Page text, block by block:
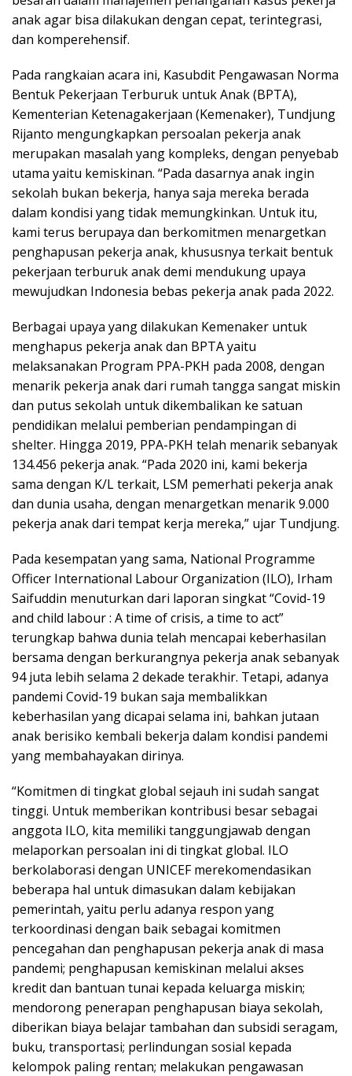
anak agar bisa dilakukan dengan cepat, terintegrasi,
dan komperehensif.
Pada rangkaian acara ini, Kasubdit Pengawasan Norma
Bentuk Pekerjaan Terburuk untuk Anak (BPTA),
Kementerian Ketenagakerjaan (Kemenaker), Tundjung
Rijanto mengungkapkan persoalan pekerja anak
merupakan masalah yang kompleks, dengan penyebab
utama yaitu kemiskinan. “Pada dasarnya anak ingin
sekolah bukan bekerja, hanya saja mereka berada
dalam kondisi yang tidak memungkinkan. Untuk itu,
kami terus berupaya dan berkomitmen menargetkan
penghapusan pekerja anak, khususnya terkait bentuk
pekerjaan terburuk anak demi mendukung upaya
mewujudkan Indonesia bebas pekerja anak pada 2022.
Berbagai upaya yang dilakukan Kemenaker untuk
menghapus pekerja anak dan BPTA yaitu
melaksanakan Program PPA-PKH pada 2008, dengan
menarik pekerja anak dari rumah tangga sangat miskin
dan putus sekolah untuk dikembalikan ke satuan
pendidikan melalui pemberian pendampingan di
shelter. Hingga 2019, PPA-PKH telah menarik sebanyak
134.456 pekerja anak. “Pada 2020 ini, kami bekerja
sama dengan K/L terkait, LSM pemerhati pekerja anak
dan dunia usaha, dengan menargetkan menarik 9.000
pekerja anak dari tempat kerja mereka,” ujar Tundjung.
Pada kesempatan yang sama, National Programme
Officer International Labour Organization (ILO), Irham
Saifuddin menuturkan dari laporan singkat “Covid-19
and child labour : A time of crisis, a time to act”
terungkap bahwa dunia telah mencapai keberhasilan
bersama dengan berkurangnya pekerja anak sebanyak
94 juta lebih selama 2 dekade terakhir. Tetapi, adanya
pandemi Covid-19 bukan saja membalikkan
keberhasilan yang dicapai selama ini, bahkan jutaan
anak berisiko kembali bekerja dalam kondisi pandemi
yang membahayakan dirinya.
“Komitmen di tingkat global sejauh ini sudah sangat
tinggi. Untuk memberikan kontribusi besar sebagai
anggota ILO, kita memiliki tanggungjawab dengan
melaporkan persoalan ini di tingkat global. ILO
berkolaborasi dengan UNICEF merekomendasikan
beberapa hal untuk dimasukan dalam kebijakan
pemerintah, yaitu perlu adanya respon yang
terkoordinasi dengan baik sebagai komitmen
pencegahan dan penghapusan pekerja anak di masa
pandemi; penghapusan kemiskinan melalui akses
kredit dan bantuan tunai kepada keluarga miskin;
mendorong penerapan penghapusan biaya sekolah,
diberikan biaya belajar tambahan dan subsidi seragam,
buku, transportasi; perlindungan sosial kepada
kelompok paling rentan; melakukan pengawasan